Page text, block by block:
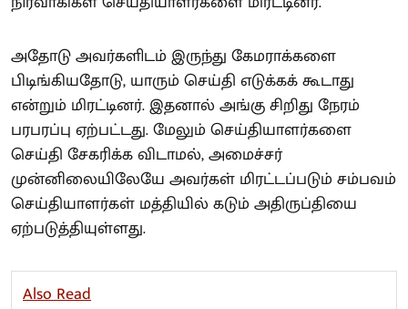
அதோடு அவர்களிடம் இருந்து கேமராக்களை
பிடிங்கியதோடு, யாரும் செய்தி எடுக்கக் கூடாது
என்றும் மிரட்டினர். இதனால் அங்கு சிறிது நேரம்
பரபரப்பு ஏற்பட்டது. மேலும் செய்தியாளர்களை
செய்தி சேகரிக்க விடாமல், அமைச்சர்
முன்னிலையிலேயே அவர்கள் மிரட்டப்படும் சம்பவம்
செய்தியாளர்கள் மத்தியில் கடும் அதிருப்தியை
ஏற்படுத்தியுள்ளது.
Also Read